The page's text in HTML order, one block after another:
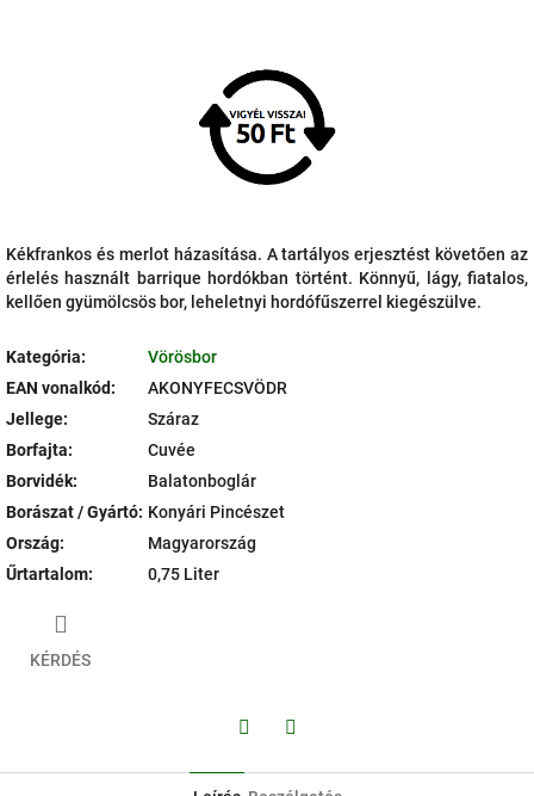
Kékfrankos és merlot házasítása. A tartályos erjesztést követően az
érlelés használt barrique hordókban történt. Könnyű, lágy, fiatalos,
kellően gyümölcsös bor, leheletnyi hordófűszerrel kiegészülve.
Kategória:
Vörösbor
EAN vonalkód:
AKONYFECSVÖDR
Jellege:
Száraz
Borfajta:
Cuvée
Borvidék:
Balatonboglár
Borászat / Gyártó: Konyári Pincészet
Ország:
Magyarország
Űrtartalom: 0,75 Liter
KÉRDÉS